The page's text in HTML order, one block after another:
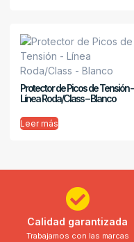
Protector de Picos de Tensión –
Línea Roda/Class – Blanco
Leer más
Calidad garantizada
Trabajamos con las marcas